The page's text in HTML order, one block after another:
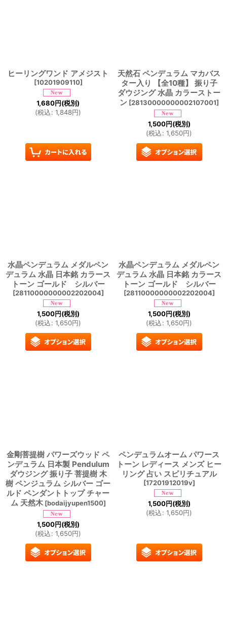
ヒーリングワンド アメジスト
[10201909110]
1,680円(税別)
(税込: 1,848円)
天然石 ペンデュラム マカバス
ター入り 【全10種】 振り子
ダウジング 水晶 カラーストー
ン [28130000000002107001]
1,500円(税別)
(税込: 1,650円)
水晶ペンデュラム メダルペン
デュラム 水晶 日本銘 カラース
トーン ゴールド シルバー
[28110000000002202004]
1,500円(税別)
(税込: 1,650円)
水晶ペンデュラム メダルペン
デュラム 水晶 日本銘 カラース
トーン ゴールド シルバー
[28110000000002202004]
1,500円(税別)
(税込: 1,650円)
金剛菩提樹 パワーズウッド ペ
ンデュラム 日本製 Pendulum
ダウジング 振り子 菩提樹 木
樹 ペンジュラム シルバー ゴー
ルド ペンダントトップ チャー
ム 天然木 [bodaijyupen1500]
1,500円(税別)
(税込: 1,650円)
ペンデュラムオーム パワース
トーン レディース メンズ ヒー
リング 占い スピリチュアル
[17201912019v]
1,500円(税別)
(税込: 1,650円)